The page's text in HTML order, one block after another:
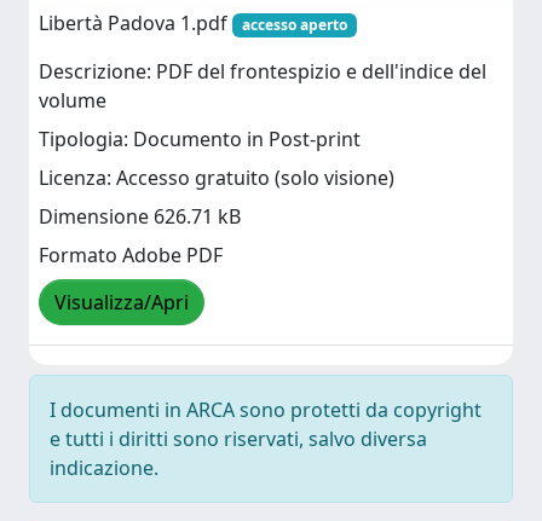
Libertà Padova 1.pdf accesso aperto
Descrizione: PDF del frontespizio e dell'indice del
volume
Tipologia: Documento in Post-print
Licenza: Accesso gratuito (solo visione)
Dimensione 626.71 kB
Formato Adobe PDF
Visualizza/Apri
I documenti in ARCA sono protetti da copyright
e tutti i diritti sono riservati, salvo diversa
indicazione.